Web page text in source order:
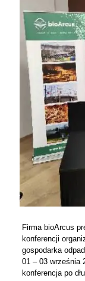
Firma bioArcus
konferencji
gospodarka
01 – 03 września
konferencja po